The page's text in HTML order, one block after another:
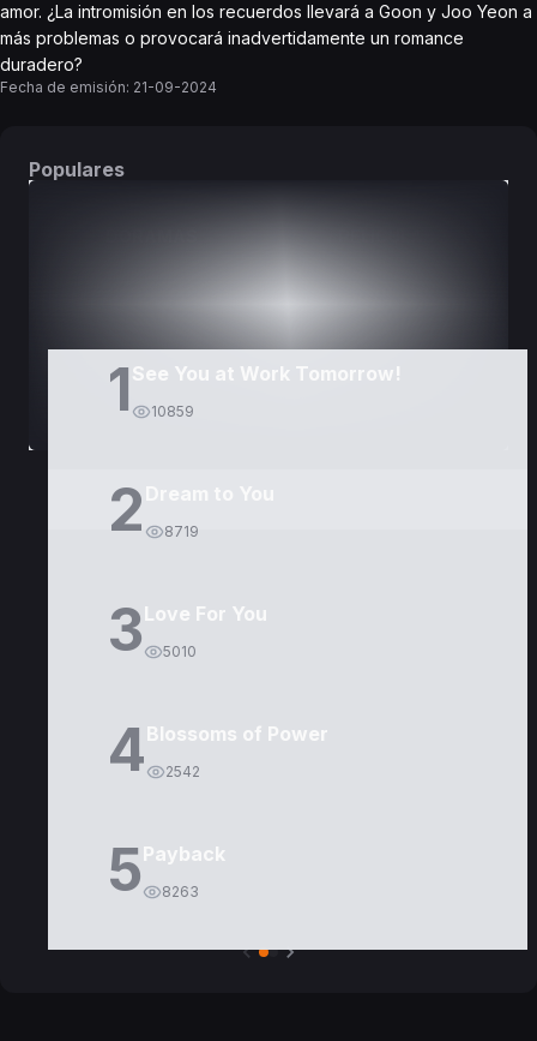
amor. ¿La intromisión en los recuerdos llevará a Goon y Joo Yeon a
más problemas o provocará inadvertidamente un romance
duradero?
Fecha de emisión: 21-09-2024
Populares
1 See You at Work Tomorrow!
10859
2 8719
3Love For You
5010
4Blossoms of Power
2542
5Payback
8263